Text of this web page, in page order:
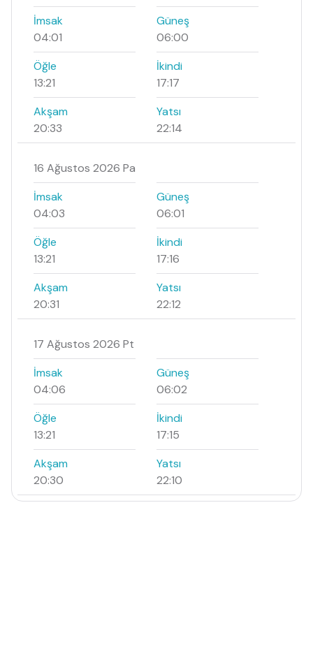
İmsak
04:01
Güneş
06:00
Öğle
13:21
İkindi
17:17
Akşam
20:33
Yatsı
22:14
16 Ağustos 2026 Pa
İmsak
04:03
Güneş
06:01
Öğle
13:21
İkindi
17:16
Akşam
20:31
Yatsı
22:12
17 Ağustos 2026 Pt
İmsak
04:06
Güneş
06:02
Öğle
13:21
İkindi
17:15
Akşam
20:30
Yatsı
22:10